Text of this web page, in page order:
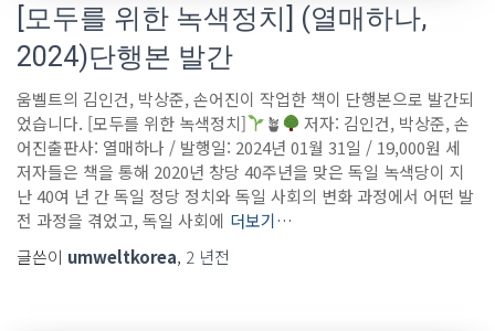
[모두를 위한 녹색정치] (열매하나,
2024)단행본 발간
움벨트의 김인건, 박상준, 손어진이 작업한 책이 단행본으로 발간되
었습니다. [모두를 위한 녹색정치]
🪴
저자: 김인건, 박상준, 손
어진출판사: 열매하나 / 발행일: 2024년 01월 31일 / 19,000원 세
저자들은 책을 통해 2020년 창당 40주년을 맞은 독일 녹색당이 지
난 40여 년 간 독일 정당 정치와 독일 사회의 변화 과정에서 어떤 발
전 과정을 겪었고, 독일 사회에 더보기…
글쓴이 umweltkorea, 2 년전